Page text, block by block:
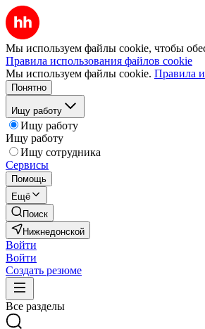
Мы используем файлы cookie, чтобы
Правила использования файлов cookie
Мы используем файлы cookie. Правила
Понятно
Ищу работу
Ищу работу
Ищу работу
Ищу сотрудника
Сервисы
Помощь
Ещё
Поиск
Нижнедонской
Войти
Войти
Создать резюме
Все разделы